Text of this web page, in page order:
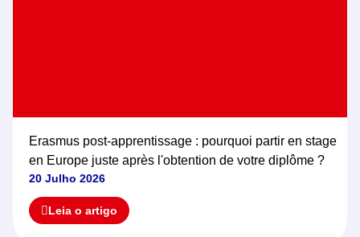
Erasmus post-apprentissage : pourquoi partir en stage
en Europe juste après l'obtention de votre diplôme ?
20 Julho 2026
Leia o artigo